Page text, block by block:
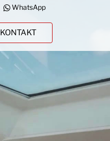
WhatsApp
KONTAKT